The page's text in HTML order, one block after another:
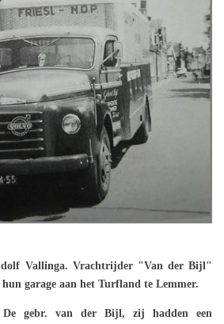
Vallinga. Vrachtrijder "Van der Bijl"
hun garage aan het Turfland te Lemmer.
gebr. van der Bijl, zij hadden een